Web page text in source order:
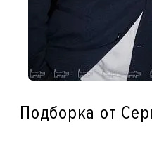
Подборка от